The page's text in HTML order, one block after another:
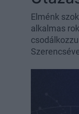
Elménk
alkalmas